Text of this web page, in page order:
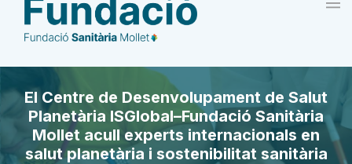
El Centre de Desenvolupament de Salut
Planetària ISGlobal–Fundació Sanitària
Mollet acull experts internacionals en
salut planetària i sostenibilitat sanitària